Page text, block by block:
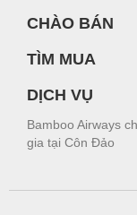
CHÀO BÁN
TÌM MUA
DỊCH VỤ
Bamboo Airways
gia tại Côn Đảo